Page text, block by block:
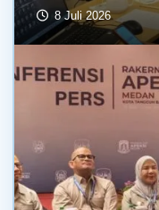
8 Juli 2026